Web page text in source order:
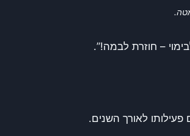
– חוזרת לבמה!”.
לאורך השנים.